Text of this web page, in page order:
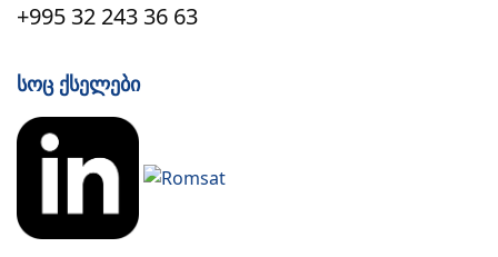
+995 32 243 36 63
Სოც Ქსელები